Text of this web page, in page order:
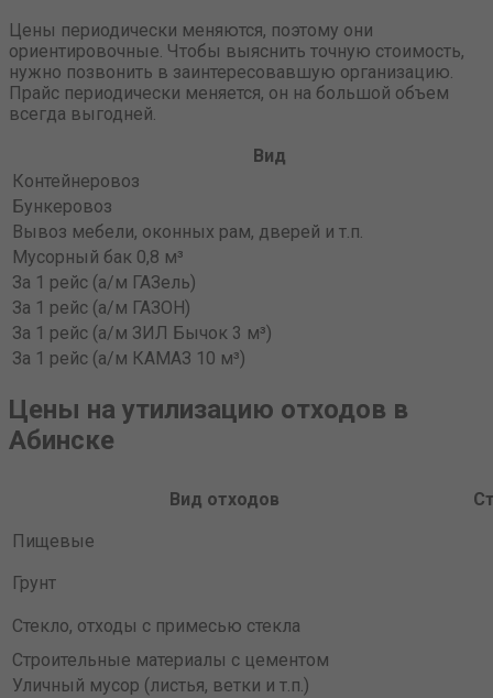
Цены периодически меняются, поэтому они
ориентировочные. Чтобы выяснить точную стоимость,
нужно позвонить в заинтересовавшую организацию.
Прайс периодически меняется, он на большой объем
всегда выгодней.
Вид
Контейнеровоз
Бункеровоз
Вывоз мебели, оконных рам, дверей и т.п.
Мусорный бак 0,8 м³
За 1 рейс (а/м ГАЗель)
За 1 рейс (а/м ГАЗОН)
За 1 рейс (а/м ЗИЛ Бычок 3 м³)
За 1 рейс (а/м КАМАЗ 10 м³)
Цены на утилизацию отходов в
Абинске
Вид отходов
Пищевые
Грунт
Стекло, отходы с примесью стекла
Строительные материалы с цементом
Уличный мусор (листья, ветки и т.п.)